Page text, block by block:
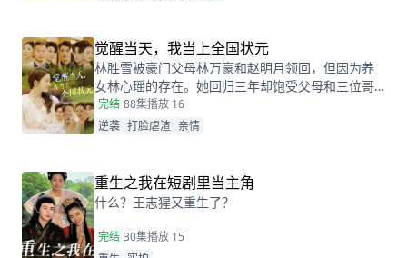
觉醒当天，我当上全国状元
林胜雪被豪门父母林万豪和赵明月领回，但因为养
女林心瑶的存在。她回归三年却饱受父母和三位哥
哥的嫌弃厌恶，高考完毕的当晚，更是因为救出被
林心瑶撞成植物人的傅芊芊，被亲生父母和三个哥
林胜雪果断跟她们断绝关系，还在状元宴上用全国
状元的满分成绩，横扫父母和三位哥哥嘲笑和不
屑。
完结 88集播放 16
逆袭 打脸虐渣 亲情
重生之我在短剧里当主角
什么？王志猩又重生了？
完结 30集播放 15